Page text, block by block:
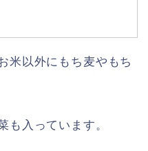
米以外にもち麦やもち
も入っています。